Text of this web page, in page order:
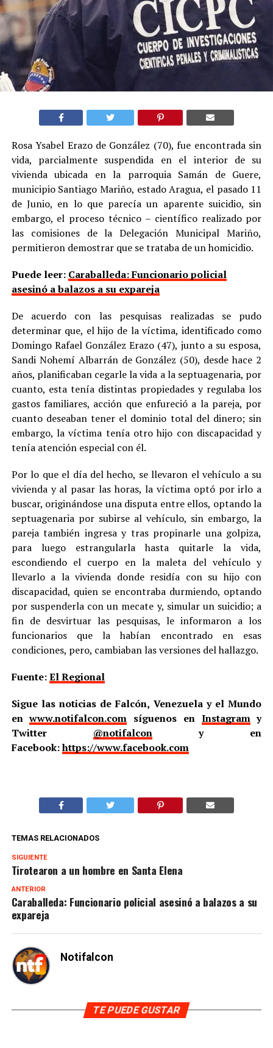
Rosa Ysabel Erazo de González (70), fue encontrada sin
vida, parcialmente suspendida en el interior de su
vivienda ubicada en la parroquia Samán de Guere,
municipio Santiago Mariño, estado Aragua, el pasado 11
de Junio, en lo que parecía un aparente suicidio, sin
embargo, el proceso técnico – científico realizado por
las comisiones de la Delegación Municipal Mariño,
permitieron demostrar que se trataba de un homicidio.
Puede leer: Caraballeda: Funcionario policial
asesinó a balazos a su expareja
De acuerdo con las pesquisas realizadas se pudo
determinar que, el hijo de la víctima, identificado como
Domingo Rafael González Erazo (47), junto a su esposa,
Sandi Nohemí Albarrán de González (50), desde hace 2
años, planificaban cegarle la vida a la septuagenaria, por
cuanto, esta tenía distintas propiedades y regulaba los
gastos familiares, acción que enfureció a la pareja, por
cuanto deseaban tener el dominio total del dinero; sin
embargo, la víctima tenía otro hijo con discapacidad y
tenía atención especial con él.
Por lo que el día del hecho, se llevaron el vehículo a su
vivienda y al pasar las horas, la víctima optó por irlo a
buscar, originándose una disputa entre ellos, optando la
septuagenaria por subirse al vehículo, sin embargo, la
pareja también ingresa y tras propinarle una golpiza,
para luego estrangularla hasta quitarle la vida,
escondiendo el cuerpo en la maleta del vehículo y
llevarlo a la vivienda donde residía con su hijo con
discapacidad, quien se encontraba durmiendo, optando
por suspenderla con un mecate y, simular un suicidio; a
fin de desvirtuar las pesquisas, le informaron a los
funcionarios que la habían encontrado en esas
condiciones, pero, cambiaban las versiones del hallazgo.
Fuente:El Regional
Sigue las noticias de Falcón, Venezuela y el Mundo
enwww.notifalcon.com síguenos en Instagramy
Twitter @notifalcony en
Facebook:https://www.facebook.com
TEMAS RELACIONADOS
SIGUIENTE
Tirotearon a un hombre en Santa Elena
ANTERIOR
Caraballeda: Funcionario policial asesinó a balazos a su
expareja
Notifalcon
TE PUEDE GUSTAR